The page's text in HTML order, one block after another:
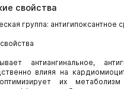
свойства
группа: антигипоксантное
антиангинальное,
влияя на
их